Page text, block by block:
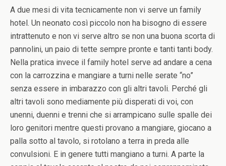
A due mesi di vita tecnicamente non vi serve un family
hotel. Un neonato così piccolo non ha bisogno di essere
intrattenuto e non vi serve altro se non una buona scorta di
pannolini, un paio di tette sempre pronte e tanti tanti body.
Nella pratica invece il family hotel serve ad andare a cena
con la carrozzina e mangiare a turni nelle serate “no”
senza essere in imbarazzo con gli altri tavoli. Perché gli
altri tavoli sono mediamente più disperati di voi, con
unenni, duenni e trenni che si arrampicano sulle spalle dei
loro genitori mentre questi provano a mangiare, giocano a
palla sotto al tavolo, si rotolano a terra in preda alle
convulsioni. E in genere tutti mangiano a turni. A parte la